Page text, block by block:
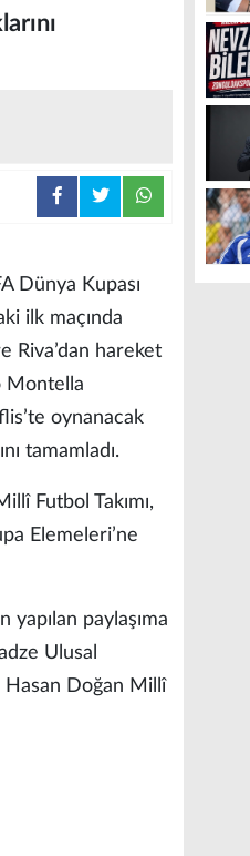
Dünya Kupası
ilk maçında
Riva’dan hareket
Montella
oynanacak
tamamladı.
Futbol Takımı,
Elemeleri’ne
yapılan paylaşıma
Ulusal
Hasan Doğan Millî